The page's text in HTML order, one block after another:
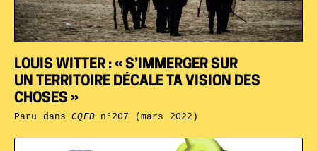
LOUIS WITTER : « S’IMMERGER SUR
UN TERRITOIRE DÉCALE TA VISION DES
CHOSES »
Paru dansCQFDn°207 (mars 2022)